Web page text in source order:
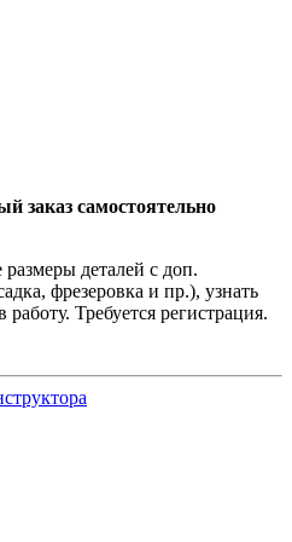
заказ самостоятельно
деталей с доп.
фрезеровка и пр.), узнать
работу. Требуется регистрация.